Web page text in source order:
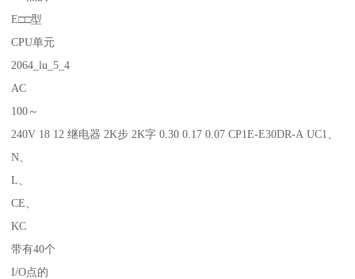
E□□型
CPU单元
2064_lu_5_4
AC
100～
240V 18 12 继电器 2K步 2K字 0.30 0.17 0.07 CP1E-E30DR-A UC1、
N、
L、
CE、
KC
带有40个
I/O点的